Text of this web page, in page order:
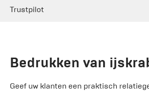
Trustpilot
Bedrukken van
Geef uw klanten een praktisch